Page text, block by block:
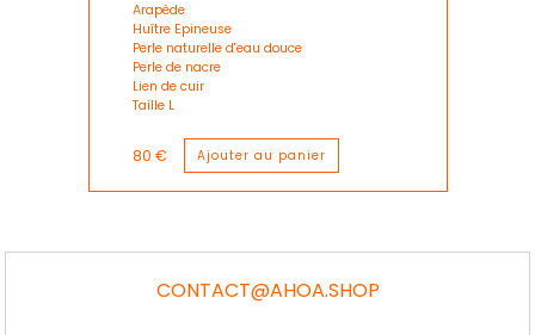
Arapède
Huître Epineuse
Perle naturelle d'eau douce
Perle de nacre
Lien de cuir
Taille L
80 €
CONTACT@AHOA.SHOP